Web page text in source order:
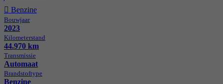
Benzine
Bouwjaar
2023
Kilometer­stand
44.970 km
Transmissie
Automaat
Brandstof­type
Benzine